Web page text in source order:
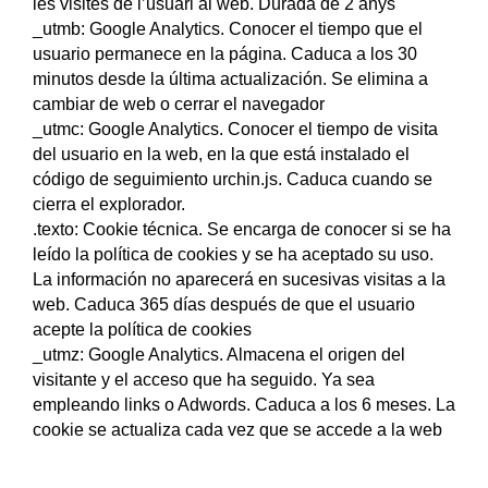
les visites de l’usuari al web. Durada de 2 anys
_utmb: Google Analytics. Conocer el tiempo que el
usuario permanece en la página. Caduca a los 30
minutos desde la última actualización. Se elimina a
cambiar de web o cerrar el navegador
_utmc: Google Analytics. Conocer el tiempo de visita
del usuario en la web, en la que está instalado el
código de seguimiento urchin.js. Caduca cuando se
cierra el explorador.
.texto: Cookie técnica. Se encarga de conocer si se ha
leído la política de cookies y se ha aceptado su uso.
La información no aparecerá en sucesivas visitas a la
web. Caduca 365 días después de que el usuario
acepte la política de cookies
_utmz: Google Analytics. Almacena el origen del
visitante y el acceso que ha seguido. Ya sea
empleando links o Adwords. Caduca a los 6 meses. La
cookie se actualiza cada vez que se accede a la web